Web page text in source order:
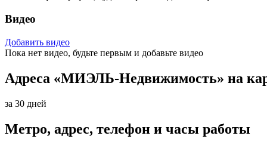
Видео
Добавить видео
Пока нет видео, будьте первым и добавьте видео
Адреса «МИЭЛЬ-Недвижимость» на
за 30 дней
Метро, адрес, телефон и часы работы